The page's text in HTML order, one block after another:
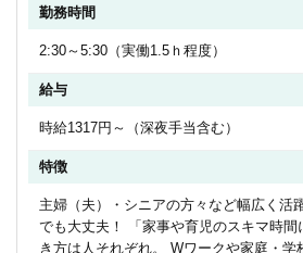
勤務時間
2:30～5:30（実働1.5ｈ程度）
給与
時給1317円～（深夜手当含む）
特徴
主婦（夫）・シニアの方々など幅広く活
でも大丈夫！ 「家事や育児のスキマ時間
き方は人それぞれ。 Wワークや家庭・学